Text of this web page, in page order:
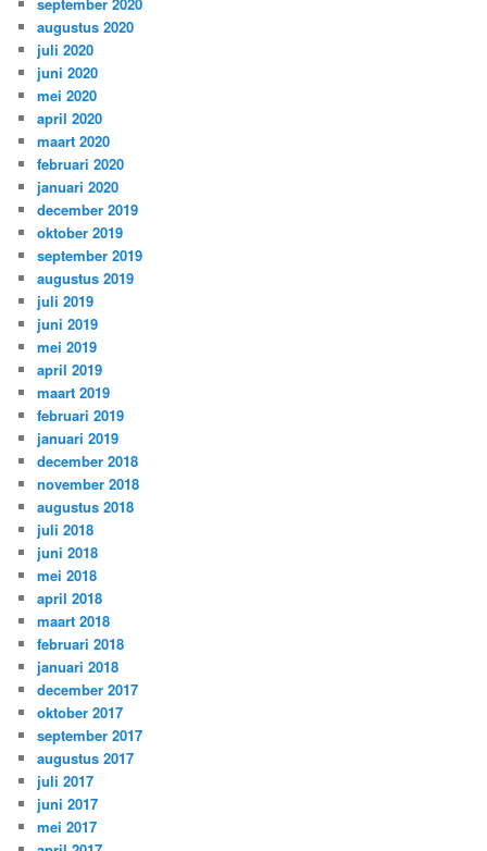
augustus 2020
juli 2020
juni 2020
mei 2020
april 2020
maart 2020
februari 2020
januari 2020
december 2019
oktober 2019
september 2019
augustus 2019
juli 2019
juni 2019
mei 2019
april 2019
maart 2019
februari 2019
januari 2019
december 2018
november 2018
augustus 2018
juli 2018
juni 2018
mei 2018
april 2018
maart 2018
februari 2018
januari 2018
december 2017
oktober 2017
september 2017
augustus 2017
juli 2017
juni 2017
mei 2017